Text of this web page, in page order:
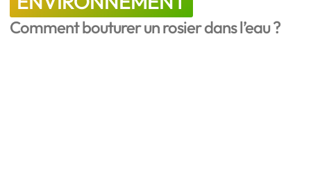
Comment bouturer un rosier dans l’eau ?